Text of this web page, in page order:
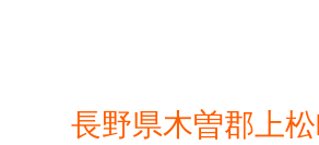
長野県木曽郡上